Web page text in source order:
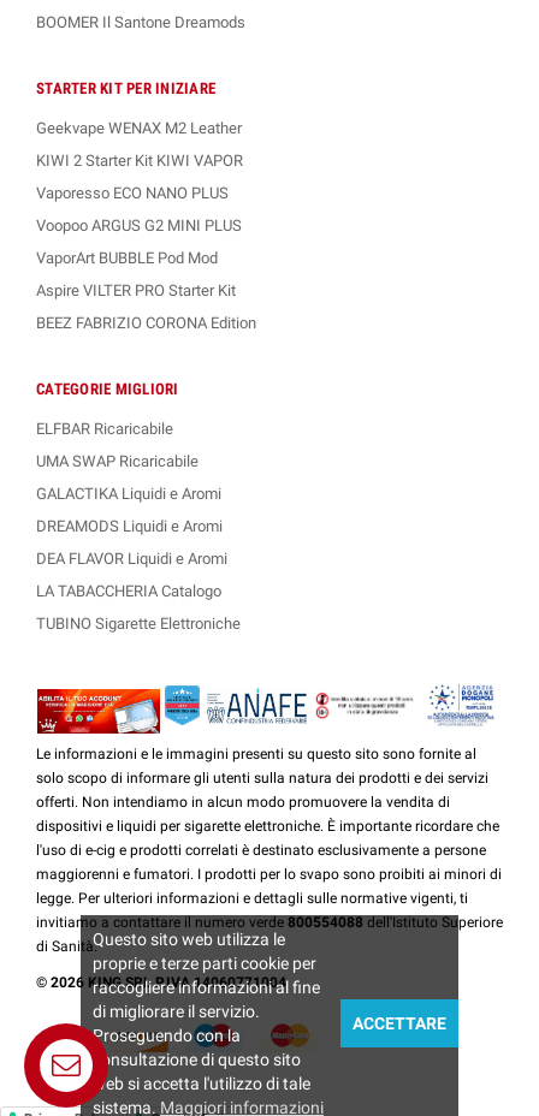
BOOMER Il Santone Dreamods
STARTER KIT PER INIZIARE
Geekvape WENAX M2 Leather
KIWI 2 Starter Kit KIWI VAPOR
Vaporesso ECO NANO PLUS
Voopoo ARGUS G2 MINI PLUS
VaporArt BUBBLE Pod Mod
Aspire VILTER PRO Starter Kit
BEEZ FABRIZIO CORONA Edition
CATEGORIE MIGLIORI
ELFBAR Ricaricabile
UMA SWAP Ricaricabile
GALACTIKA Liquidi e Aromi
DREAMODS Liquidi e Aromi
DEA FLAVOR Liquidi e Aromi
LA TABACCHERIA Catalogo
TUBINO Sigarette Elettroniche
Le informazioni e le immagini presenti su questo sito sono fornite al
solo scopo di informare gli utenti sulla natura dei prodotti e dei servizi
offerti. Non intendiamo in alcun modo promuovere la vendita di
dispositivi e liquidi per sigarette elettroniche. È importante ricordare che
l'uso di e-cig e prodotti correlati è destinato esclusivamente a persone
maggiorenni e fumatori. I prodotti per lo svapo sono proibiti ai minori di
legge. Per ulteriori informazioni e dettagli sulle normative vigenti, ti
invitiamo a contattare il numero verde 800554088 dell'Istituto Superiore
di Sanità.
© 2026 KING SRL P.IVA 14060771004
Questo sito web utilizza le
proprie e terze parti cookie per
raccogliere informazioni al fine
di migliorare il servizio.
Proseguendo con la
consultazione di questo sito
web si accetta l'utilizzo di tale
sistema. Maggiori informazioni
ACCETTARE
Telegram -
Whatsapp